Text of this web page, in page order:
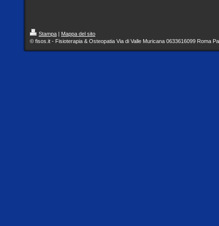
Stampa | Mappa del sito
© fisos.it - Fisioterapia & Osteopatia Via di Valle Muricana 0633616099 Roma